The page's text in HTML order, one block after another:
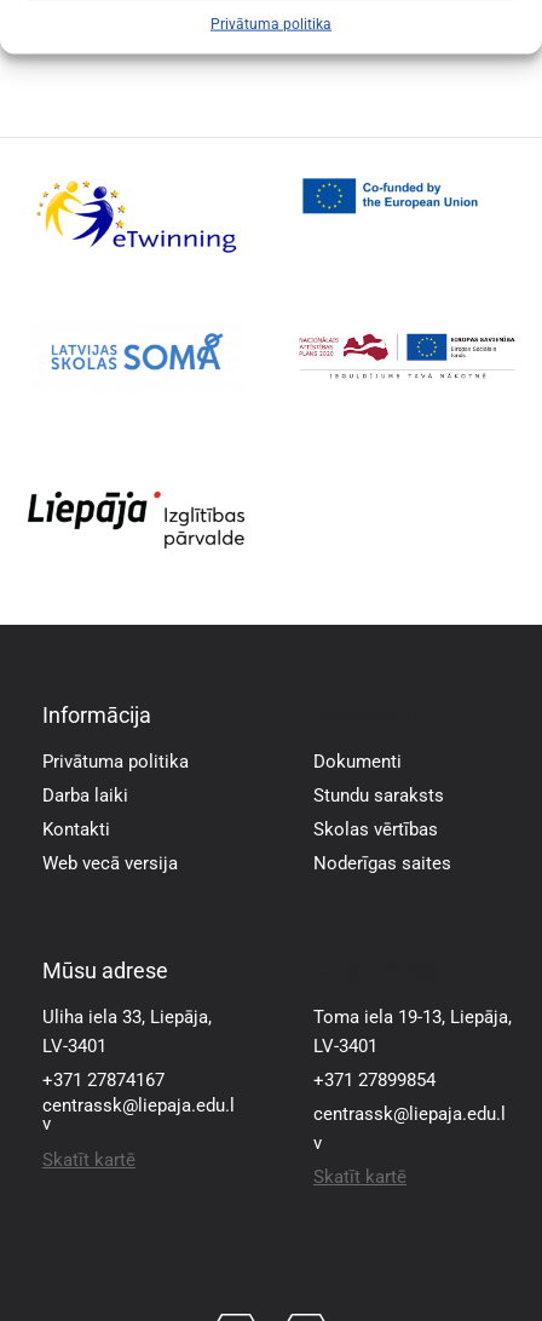
Privātuma politika
Informācija
Privātuma politika
Darba laiki
Kontakti
Web vecā versija
Dokumenti
Stundu saraksts
Skolas vērtības
Noderīgas saites
Mūsu adrese
Uliha iela 33, Liepāja,
LV-3401
+371 27874167
centrassk@liepaja.edu.l
v
Skatīt kartē
Toma iela 19-13, Liepāja,
LV-3401
+371 27899854
centrassk@liepaja.edu.l
v
Skatīt kartē